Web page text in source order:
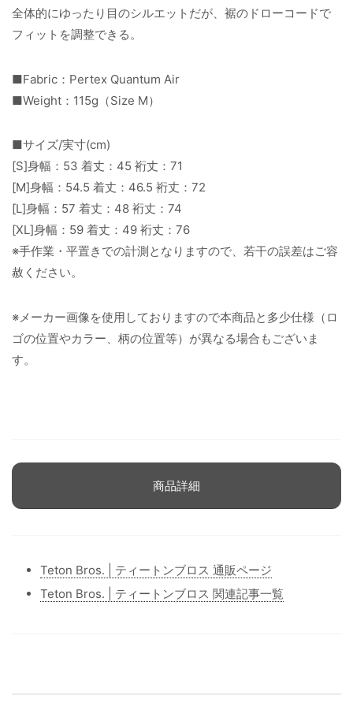
全体的にゆったり目のシルエットだが、裾のドローコードで
フィットを調整できる。
■Fabric：Pertex Quantum Air
■Weight：115g（Size M）
■サイズ/実寸(cm)
[S]身幅：53 着丈：45 裄丈：71
[M]身幅：54.5 着丈：46.5 裄丈：72
[L]身幅：57 着丈：48 裄丈：74
[XL]身幅：59 着丈：49 裄丈：76
※手作業・平置きでの計測となりますので、若干の誤差はご容
赦ください。
※メーカー画像を使用しておりますので本商品と多少仕様（ロ
ゴの位置やカラー、柄の位置等）が異なる場合もございま
す。
商品詳細
Teton Bros. | ティートンブロス 通販ページ
Teton Bros. | ティートンブロス 関連記事一覧